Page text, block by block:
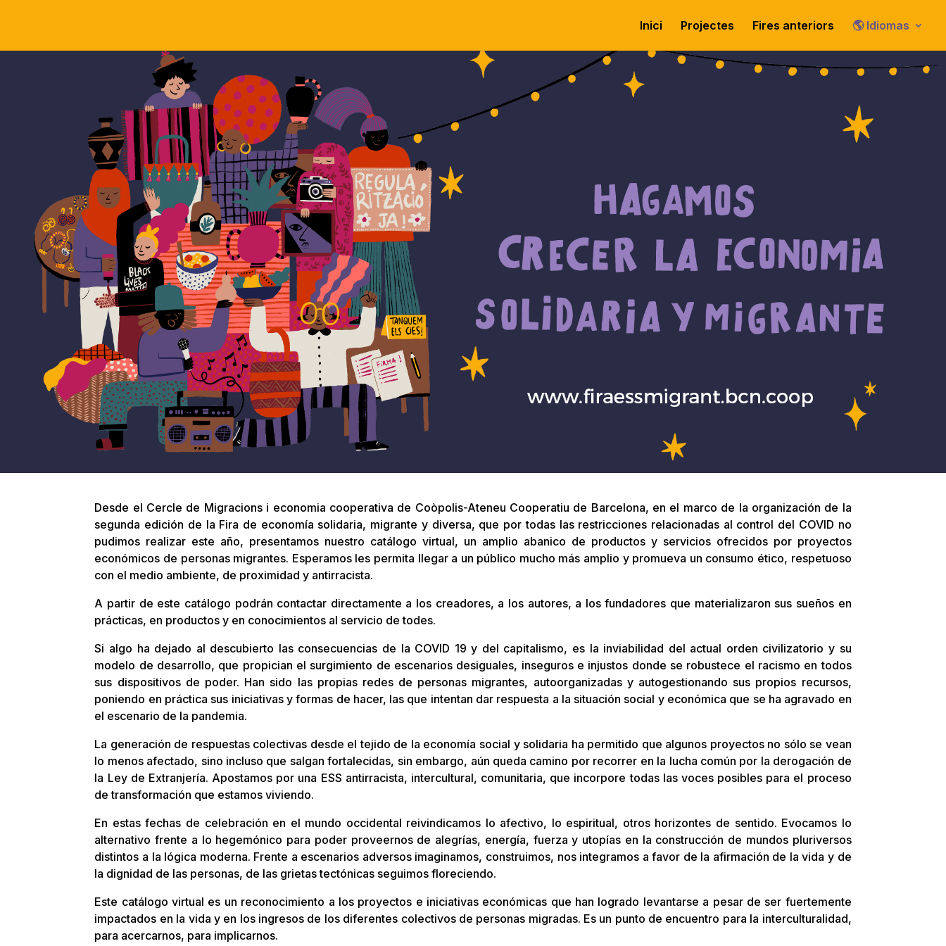
Inici Projectes Fires anteriors 🌎 Idiomas
Desde el Cercle de Migracions i economia cooperativa de Coòpolis-Ateneu Cooperatiu de Barcelona, en el marco de la organización de la
segunda edición de la Fira de economía solidaria, migrante y diversa, que por todas las restricciones relacionadas al control del COVID no
pudimos realizar este año, presentamos nuestro catálogo virtual, un amplio abanico de productos y servicios ofrecidos por proyectos
económicos de personas migrantes. Esperamos les permita llegar a un público mucho más amplio y promueva un consumo ético, respetuoso
con el medio ambiente, de proximidad y antirracista.
A partir de este catálogo podrán contactar directamente a los creadores, a los autores, a los fundadores que materializaron sus sueños en
prácticas, en productos y en conocimientos al servicio de todes.
Si algo ha dejado al descubierto las consecuencias de la COVID 19 y del capitalismo, es la inviabilidad del actual orden civilizatorio y su
modelo de desarrollo, que propician el surgimiento de escenarios desiguales, inseguros e injustos donde se robustece el racismo en todos
sus dispositivos de poder. Han sido las propias redes de personas migrantes, autoorganizadas y autogestionando sus propios recursos,
poniendo en práctica sus iniciativas y formas de hacer, las que intentan dar respuesta a la situación social y económica que se ha agravado en
el escenario de la pandemia.
La generación de respuestas colectivas desde el tejido de la economía social y solidaria ha permitido que algunos proyectos no sólo se vean
lo menos afectado, sino incluso que salgan fortalecidas, sin embargo, aún queda camino por recorrer en la lucha común por la derogación de
la Ley de Extranjería. Apostamos por una ESS antirracista, intercultural, comunitaria, que incorpore todas las voces posibles para el proceso
de transformación que estamos viviendo.
En estas fechas de celebración en el mundo occidental reivindicamos lo afectivo, lo espiritual, otros horizontes de sentido. Evocamos lo
alternativo frente a lo hegemónico para poder proveernos de alegrías, energía, fuerza y utopías en la construcción de mundos pluriversos
distintos a la lógica moderna. Frente a escenarios adversos imaginamos, construimos, nos integramos a favor de la afirmación de la vida y de
la dignidad de las personas, de las grietas tectónicas seguimos floreciendo.
Este catálogo virtual es un reconocimiento a los proyectos e iniciativas económicas que han logrado levantarse a pesar de ser fuertemente
impactados en la vida y en los ingresos de los diferentes colectivos de personas migradas. Es un punto de encuentro para la interculturalidad,
para acercarnos, para implicarnos.